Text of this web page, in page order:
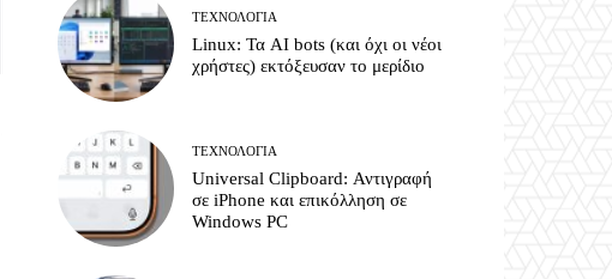
ΤΕΧΝΟΛΟΓΊΑ
Linux: Τα AI bots (και όχι οι νέοι
χρήστες) εκτόξευσαν το μερίδιο
ΤΕΧΝΟΛΟΓΊΑ
Universal Clipboard: Αντιγραφή
σε iPhone και επικόλληση σε
Windows PC